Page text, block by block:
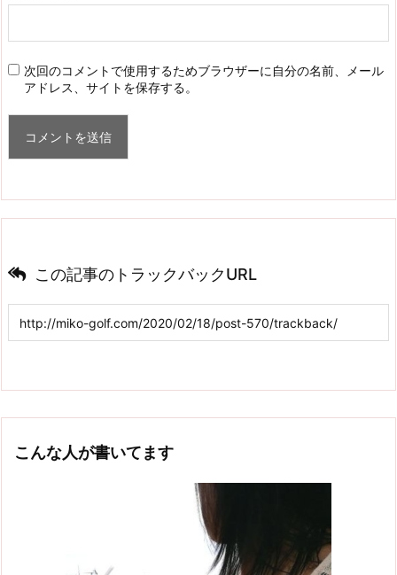
次回のコメントで使用するためブラウザーに自分の名前、メール
アドレス、サイトを保存する。
この記事のトラックバックURL
こんな人が書いてます